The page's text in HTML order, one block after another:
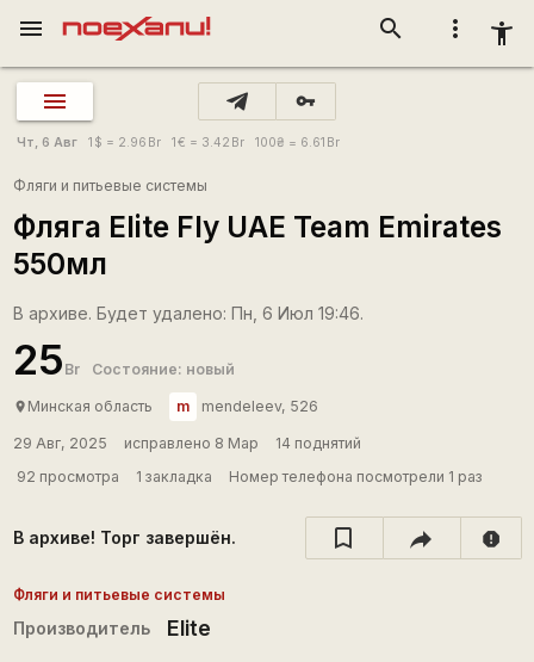
more_vert accessibility_new
search
menu
vpn_key
Чт, 6 Авг 1 $ = 2.96 Br 1€ = 3.42 Br 100₴ = 6.61 Br
Фляги и питьевые системы
Фляга Elite Fly UAE Team Emirates
550мл
В архиве. Будет удалено: Пн, 6 Июл 19:46.
25 Br Состояние: новый
place Минская область m mendeleev, 526
29 Авг, 2025 исправлено 8 Мар
14 поднятий
92 просмотра
1 закладка Номер телефона посмотрели 1 раз
В архиве! Торг завершён. report
Фляги и питьевые системы
Производитель Elite